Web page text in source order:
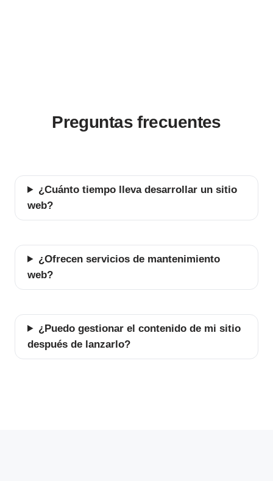
Preguntas frecuentes
¿Cuánto tiempo lleva desarrollar un sitio
web?
¿Ofrecen servicios de mantenimiento
web?
¿Puedo gestionar el contenido de mi sitio
después de lanzarlo?